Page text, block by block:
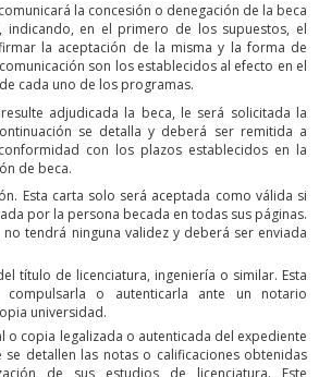
la concesión o denegación de la beca
indicando, en el primero de los supuestos, el
la aceptación de la misma y la forma de
son los establecidos al efecto en el
cada uno de los programas.
adjudicada la beca, le será solicitada la
se detalla y deberá ser remitida a
con los plazos establecidos en la
de beca.
Esta carta solo será aceptada como válida si
por la persona becada en todas sus páginas.
no tendrá ninguna validez y deberá ser enviada
título de licenciatura, ingeniería o similar. Esta
compulsarla o autenticarla ante un notario
universidad.
o copia legalizada o autenticada del expediente
se detallen las notas o calificaciones obtenidas